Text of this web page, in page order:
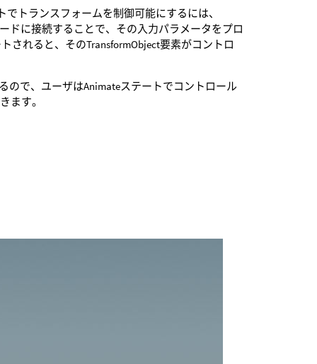
トランスフォームを制御可能にするには、
ドに接続することで、その入力パラメータをプロ
されると、そのTransformObject要素がコントロ
ので、ユーザはAnimateステートでコントロール
ます。